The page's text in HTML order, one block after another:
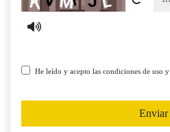
He leído y acepto las condiciones de uso y
Enviar